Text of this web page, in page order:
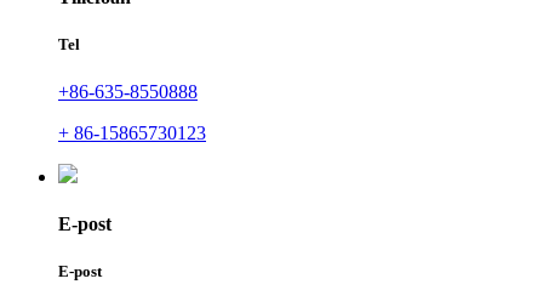
Tel
+86-635-8550888
+ 86-15865730123
E-post
E-post